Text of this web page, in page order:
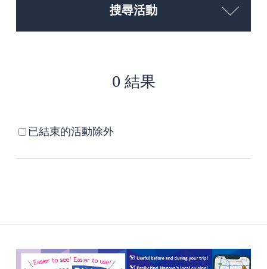
搜尋活動
0 結果
已結束的活動除外